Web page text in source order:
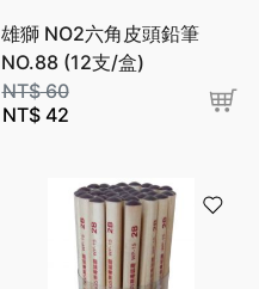
雄獅 NO2六角皮頭鉛筆
NO.88 (12支/盒)
NT$60
NT$42